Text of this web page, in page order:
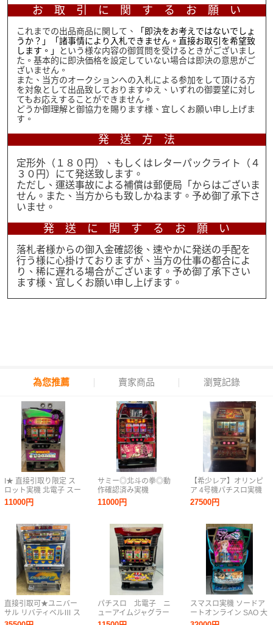
お 取 引 に 関 す る お 願 い
これまでの出品商品に関して、
「即決をお考えではないでしょ
うか？」「諸事情により入札できません。直接お取引を希望致
します。」
という様な内容の御質問を受けるときがございまし
た。基本的に即決価格を設定していない場合は即決の意思がご
ざいません。
また、当方のオークションへの入札による参加をして頂ける方
を対象として出品致しておりますゆえ、いずれの御要望に対し
てもお応えすることができません。
どうか御理解と御協力を賜ります様、宜しくお願い申し上げま
す。
発 送 方 法
定形外（１８０円）、もしくはレターパックライト（４
３０円）にて発送致します。
ただし、運送事故による補償は郵便局「からはございま
せん。また、当方からも致しかねます。予め御了承下さ
いませ。
発 送 に 関 す る お 願 い
落札者様からの御入金確認後、速やかに発送の手配を
行う様に心掛けておりますが、当方の仕事の都合によ
り、稀に遅れる場合がございます。予め御了承下さい
ます様、宜しくお願い申し上げます。
為您推薦 賣家商品 瀏覽記錄
I★ 直接引取り限定 ス
ロット実機 北電子 スー
パーミラクルジャグラ
ー パチスロ 家庭用電源
JUGGLER
11000円
直接引取可★ユニバー
サル リバティベルⅢ ス
ロット台 Liberty Bell レ
サミー◎北斗の拳◎動
作確認済み実機
11000円
パチスロ 北電子 ニ
ューアイムジャグラー
EX-C ジャグラー 家
【希少レア】オリンピ
ア 4号機パチスロ実機
『めざせドキドキ島』
パチスロ スロット
27500円
スマスロ実機 ソードア
ートオンライン SAO 大
都技研 家庭用電源